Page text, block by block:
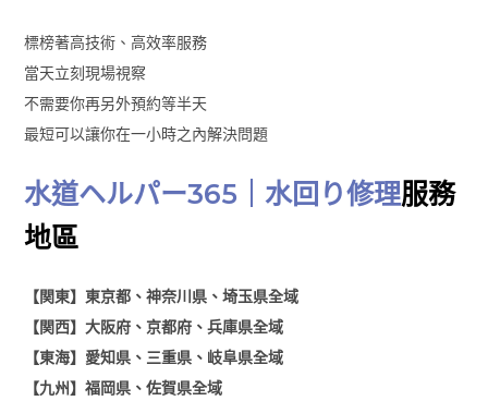
標榜著高技術、高效率服務
當天立刻現場視察
不需要你再另外預約等半天
最短可以讓你在一小時之內解決問題
水道ヘルパー365｜水回り修理服務
地區
【関東】東京都、神奈川県、埼玉県全域
【関西】大阪府、京都府、兵庫県全域
【東海】愛知県、三重県、岐阜県全域
【九州】福岡県、佐賀県全域